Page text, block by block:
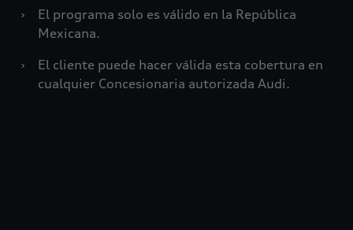
›
El programa solo es válido en la República
Mexicana.
›
El cliente puede hacer válida esta cobertura en
cualquier Concesionaria autorizada Audi.